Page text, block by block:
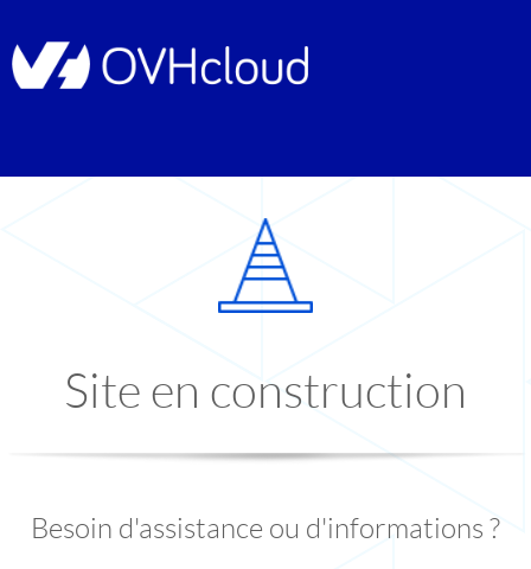
Site en construction
Besoin d'assistance ou d'informations ?